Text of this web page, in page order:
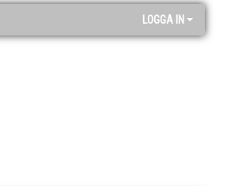
LOGGA IN